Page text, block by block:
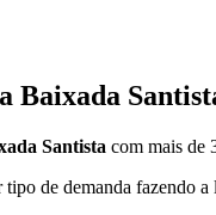
Baixada
Santista com mais de
de demanda fazendo